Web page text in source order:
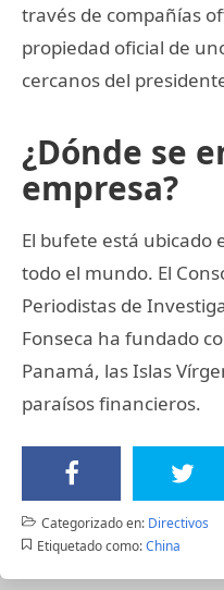
través de compañías
propiedad oficial de
cercanos del
¿Dónde se
empresa?
El bufete está ubicado
todo el mundo. El
Periodistas de
Fonseca ha fundado
Panamá, las Islas
paraísos financieros.
Categorizado en: Directivos
Etiquetado como: China